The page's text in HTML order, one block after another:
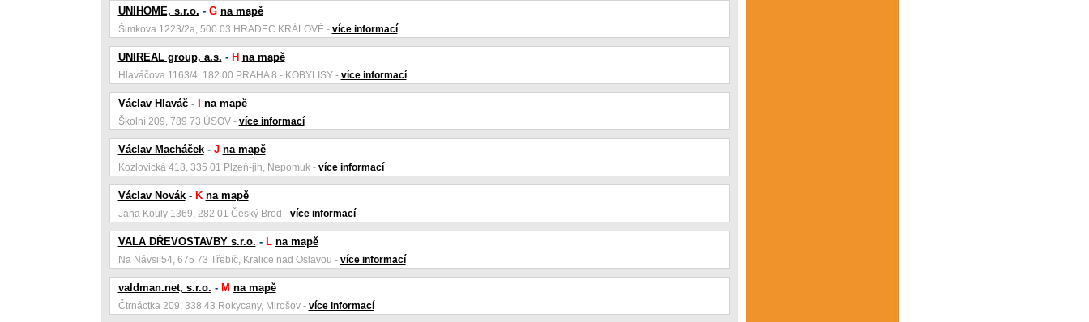
UNIHOME, s.r.o. - G na mapě
Šimkova 1223/2a, 500 03 HRADEC KRÁLOVÉ - více informací
UNIREAL group, a.s. - H na mapě
Hlaváčova 1163/4, 182 00 PRAHA 8 - KOBYLISY - více informací
Václav Hlaváč- na mapě
Školní 209, 789 73 ÚSOV - více informací
Václav Macháček- J na mapě
Kozlovická 418, 335 01 Plzeň-jih, Nepomuk - více informací
Václav Novák- K na mapě
Jana Kouly 1369, 282 01 Český Brod - více informací
VALA DŘEVOSTAVBY s.r.o. - L na mapě
Na Návsi 54, 675 73 Třebíč, Kralice nad Oslavou - více informací
valdman.net, s.r.o. - M na mapě
Čtrnáctka 209, 338 43 Rokycany, Mirošov - více informací